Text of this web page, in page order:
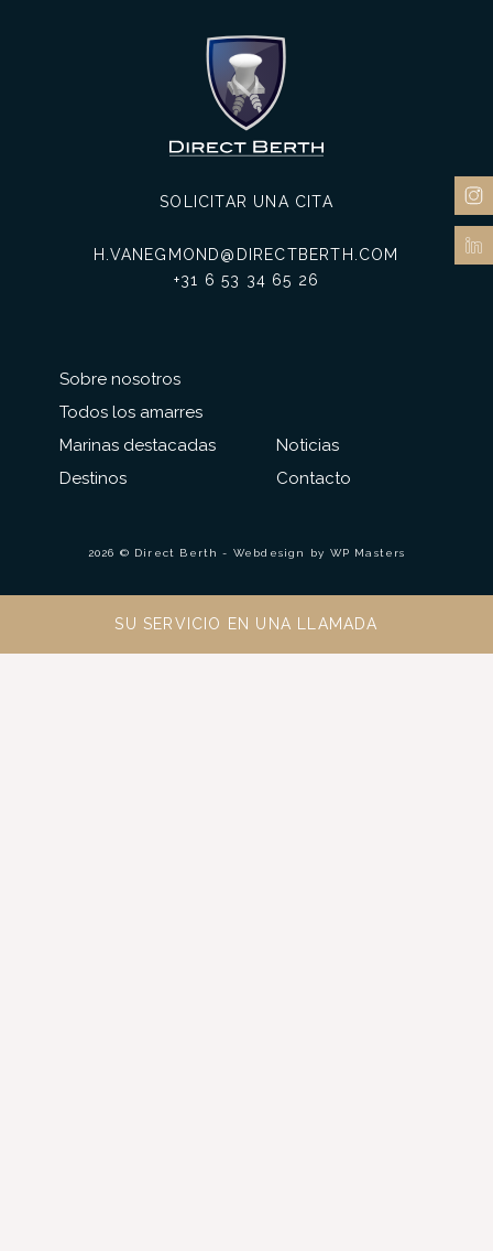
Sobre nosotros
Todos los amarres
Marinas destacadas
Destinos
SOLICITAR UNA CITA
H.VANEGMOND@DIRECTBERTH.COM
+31 6 53 34 65 26
Noticias
Contacto
2026 © Direct Berth - Webdesign by WP Masters
SU SERVICIO EN UNA LLAMADA